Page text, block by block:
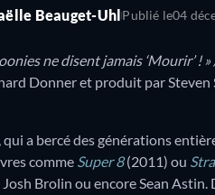
Beauget-UhlPublié le04
ne disent jamais ‘Mourir’ !
Donner et produit par Steven
qui a bercé des générations
comme Super 8(2011) ou
Josh Brolin ou encore Sean